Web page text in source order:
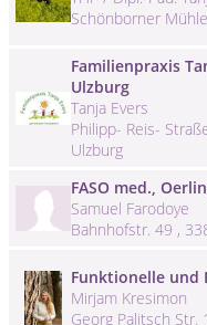
Schönborner
Familienpraxis
Ulzburg
Tanja Evers
Philipp- Reis-
Ulzburg
FASO med.,
Samuel Farodoye
Bahnhofstr. 49 ,
Funktionelle und
Mirjam Kresimon
Georg Palitsch